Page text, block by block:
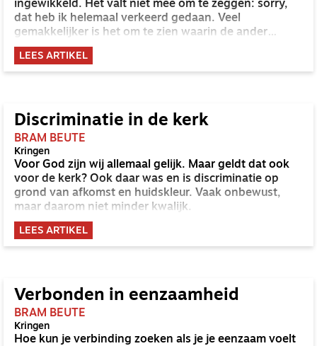
ingewikkeld. Het valt niet mee om te zeggen: sorry,
dat heb ik helemaal verkeerd gedaan. Veel
gemakkelijker is het om te zien waarin de ander
tekortschoot. Of om excuses aan te voeren voor je
eigen tekort, zodat het kleiner lijkt.
LEES ARTIKEL
Discriminatie in de kerk
BRAM BEUTE
Kringen
Voor God zijn wij allemaal gelijk. Maar geldt dat ook
voor de kerk? Ook daar was en is discriminatie op
grond van afkomst en huidskleur. Vaak onbewust,
maar daarom niet minder kwalijk.
LEES ARTIKEL
Verbonden in eenzaamheid
BRAM BEUTE
Kringen
Hoe kun je verbinding zoeken als je je eenzaam voelt